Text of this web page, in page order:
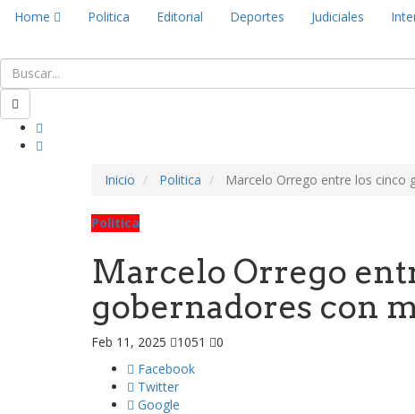
Home Politica Editorial Deportes Judiciales
Inicio Politica Marcelo Orrego entre los cinco
Politica
Marcelo Orrego
gobernadores con
Feb 11, 2025 1051
0
Facebook
Twitter
Google